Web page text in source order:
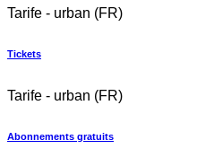
Tarife - urban (FR)
Tickets
Tarife - urban (FR)
Abonnements gratuits